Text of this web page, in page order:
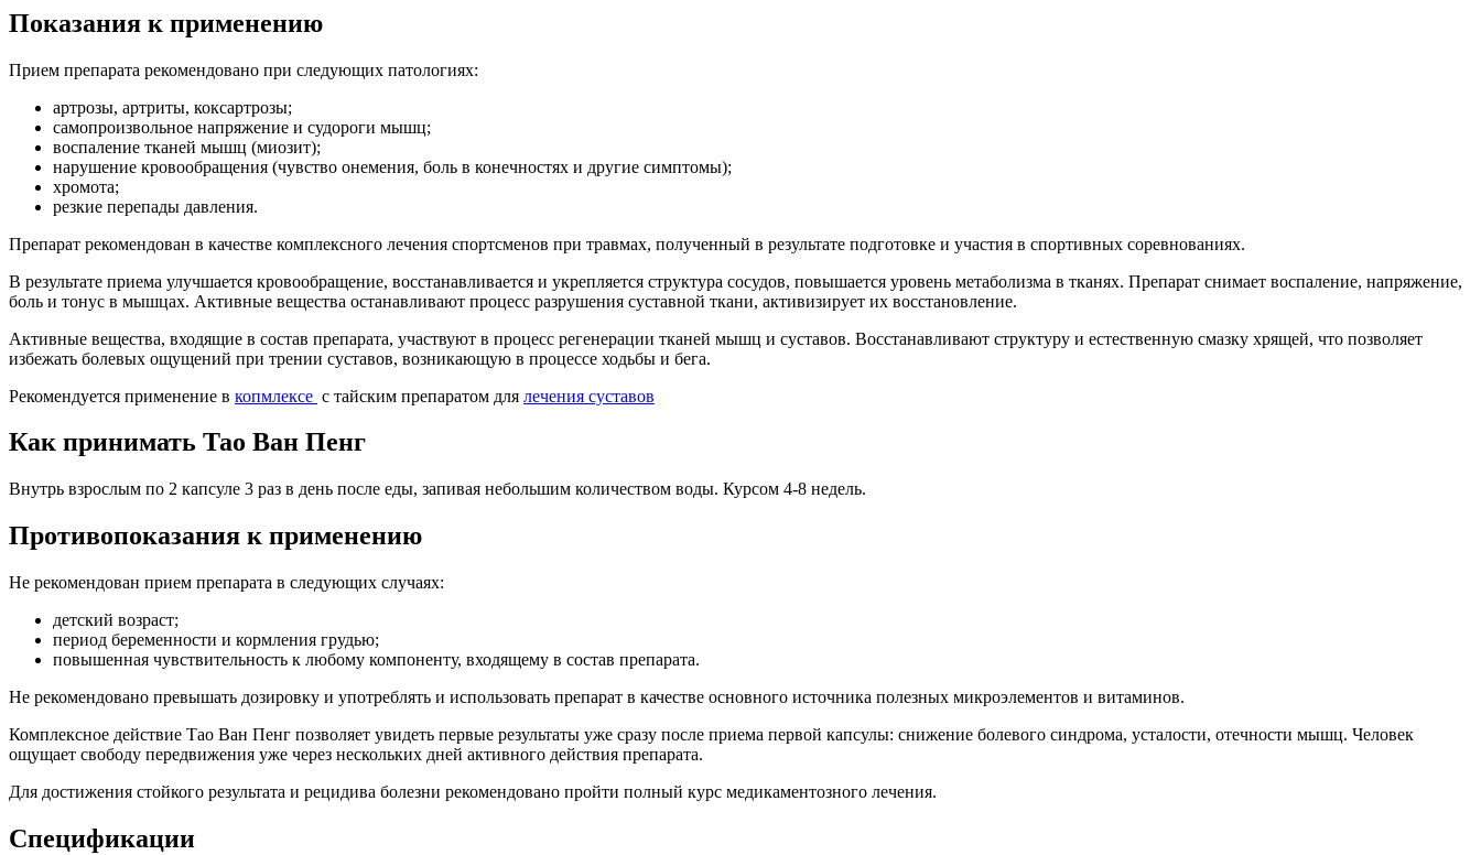
Показания к применению
Прием препарата рекомендовано при следующих патологиях:
артрозы, артриты, коксартрозы;
самопроизвольное напряжение и судороги мышц;
воспаление тканей мышц (миозит);
нарушение кровообращения (чувство онемения, боль в конечностях и другие симптомы);
хромота;
резкие перепады давления.
Препарат рекомендован в качестве комплексного лечения спортсменов при травмах, полученный в результате подготовке и участия в спортивных соревнованиях.
В результате приема улучшается кровообращение, восстанавливается и укрепляется структура сосудов, повышается уровень метаболизма в тканях. Препарат снимает воспаление, напряжение,
боль и тонус в мышцах. Активные вещества останавливают процесс разрушения суставной ткани, активизирует их восстановление.
Активные вещества, входящие в состав препарата, участвуют в процесс регенерации тканей мышц и суставов. Восстанавливают структуру и естественную смазку хрящей, что позволяет
избежать болевых ощущений при трении суставов, возникающую в процессе ходьбы и бега.
Рекомендуется применение в копмлексе с тайским препаратом для лечения суставов
Как принимать Тао Ван Пенг
Внутрь взрослым по 2 капсуле 3 раз в день после еды, запивая небольшим количеством воды. Курсом 4-8 недель.
Противопоказания к применению
Не рекомендован прием препарата в следующих случаях:
детский возраст;
период беременности и кормления грудью;
повышенная чувствительность к любому компоненту, входящему в состав препарата.
Не рекомендовано превышать дозировку и употреблять и использовать препарат в качестве основного источника полезных микроэлементов и витаминов.
Комплексное действие Тао Ван Пенг позволяет увидеть первые результаты уже сразу после приема первой капсулы: снижение болевого синдрома, усталости, отечности мышц. Человек
ощущает свободу передвижения уже через нескольких дней активного действия препарата.
Для достижения стойкого результата и рецидива болезни рекомендовано пройти полный курс медикаментозного лечения.
Спецификации